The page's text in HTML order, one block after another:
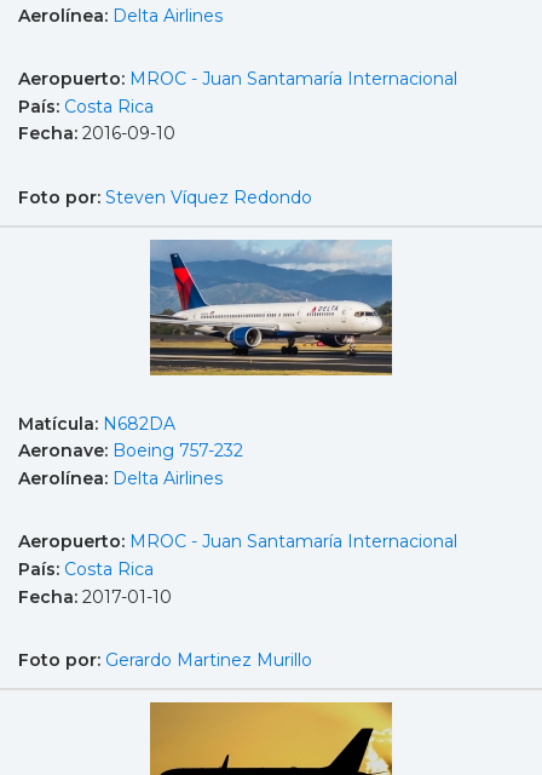
Aerolínea: Delta Airlines
Aeropuerto: MROC - Juan Santamaría Internacional
País: Costa Rica
Fecha: 2016-09-10
Foto por: Steven Víquez Redondo
Matícula: N682DA
Aeronave: Boeing 757-232
Aerolínea: Delta Airlines
Aeropuerto: MROC - Juan Santamaría Internacional
País: Costa Rica
Fecha: 2017-01-10
Foto por: Gerardo Martinez Murillo